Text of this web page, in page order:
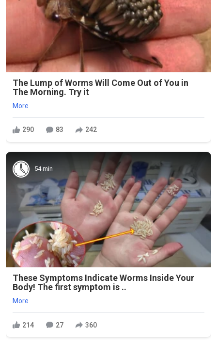
The Lump of Worms Will Come Out of You in
The Morning. Try it
More
290 83 242
54 min
These Symptoms Indicate Worms Inside Your
Body! The first symptom is ..
More
214 27 360